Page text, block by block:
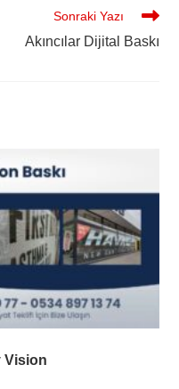
Sonraki Yazı
Akıncılar Dijital Baskı
Vision